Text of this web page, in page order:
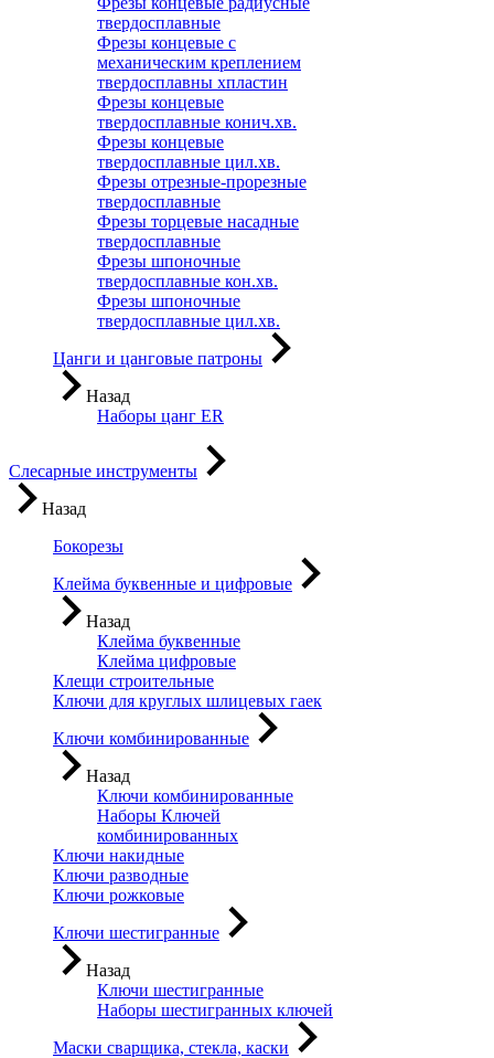
твердосплавные
Фрезы концевые с
механическим креплением
твердосплавны хпластин
Фрезы концевые
твердосплавные конич.хв.
Фрезы концевые
твердосплавные цил.хв.
Фрезы отрезные-прорезные
твердосплавные
Фрезы торцевые насадные
твердосплавные
Фрезы шпоночные
твердосплавные кон.хв.
Фрезы шпоночные
твердосплавные цил.хв.
Цанги и цанговые патроны
Назад
Наборы цанг ER
Слесарные инструменты
Назад
Бокорезы
Клейма буквенные и цифровые
Назад
Клейма буквенные
Клейма цифровые
Клещи строительные
Ключи для круглых шлицевых гаек
Ключи комбинированные
Назад
Ключи комбинированные
Наборы Ключей
комбинированных
Ключи накидные
Ключи разводные
Ключи рожковые
Ключи шестигранные
Назад
Ключи шестигранные
Наборы шестигранных ключей
Маски сварщика, стекла, каски